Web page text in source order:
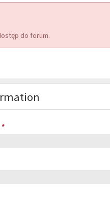
do forum.
*